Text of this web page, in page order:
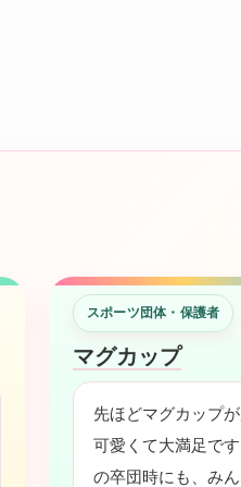
スポーツ団体・保護者
マグカップ
先ほどマグカップ
可愛くて大満足で
の卒団時にも、み